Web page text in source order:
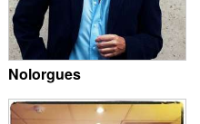
Nolorgues